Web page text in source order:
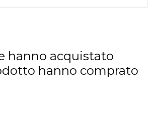
hanno acquistato
hanno comprato